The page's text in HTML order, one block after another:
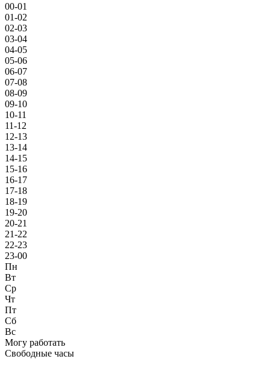
00-01
01-02
02-03
03-04
04-05
05-06
06-07
07-08
08-09
09-10
10-11
11-12
12-13
13-14
14-15
15-16
16-17
17-18
18-19
19-20
20-21
21-22
22-23
23-00
Пн
Вт
Ср
Чт
Пт
Сб
Вс
Могу работать
Свободные часы